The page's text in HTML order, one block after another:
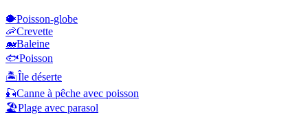
🐡Poisson-globe
🦐Crevette
🐋Baleine
🐟Poisson
🏝️Île déserte
🎣Canne à pêche avec poisson
🏖️Plage avec parasol